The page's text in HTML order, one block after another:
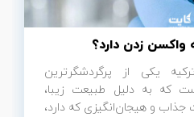
واکسن زدن دارد؟
یکی از پرگردشگرترین
که به دلیل طبیعت زیبا،
جذاب و هیجان‌انگیزی که دارد،